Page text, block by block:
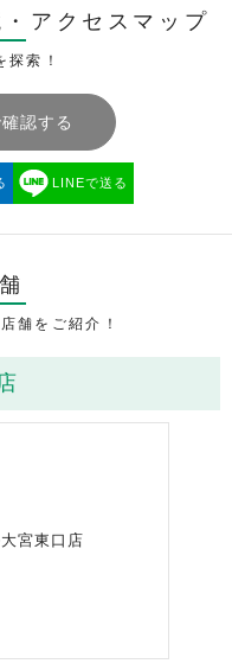
アクセスマップ
探索！
認する
LINEで送る
舗をご紹介！